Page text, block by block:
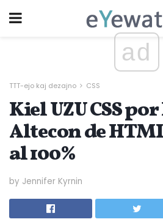
ad
TTT-ejo kaj dezajno CSS
Kiel UZU CSS
Altecon de
al 100%
by Jennifer Kyrnin